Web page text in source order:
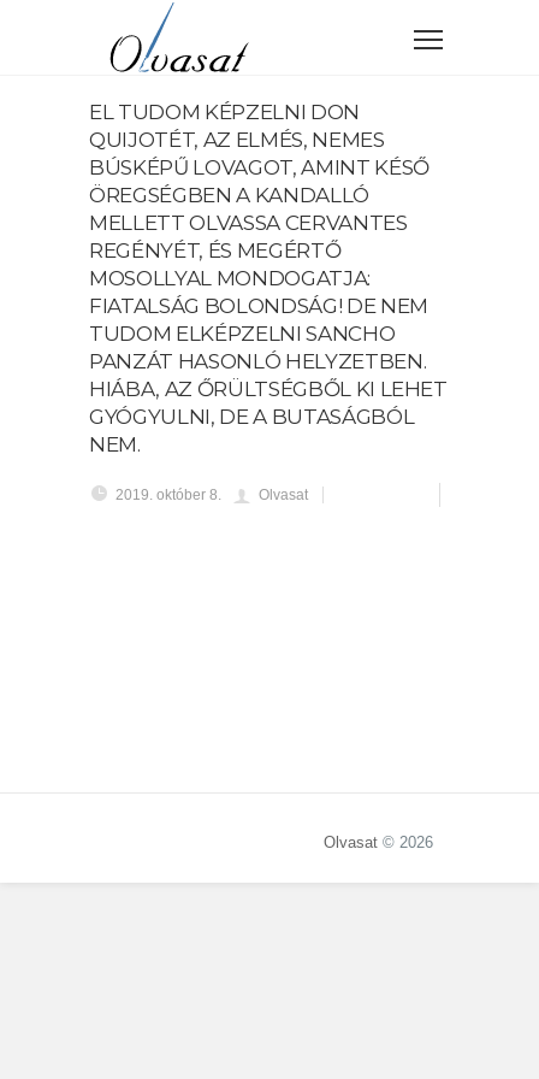
EL TUDOM KÉPZELNI DON
QUIJOTÉT, AZ ELMÉS, NEMES
BÚSKÉPŰ LOVAGOT, AMINT KÉSŐ
ÖREGSÉGBEN A KANDALLÓ
MELLETT OLVASSA CERVANTES
REGÉNYÉT, ÉS MEGÉRTŐ
MOSOLLYAL MONDOGATJA:
FIATALSÁG BOLONDSÁG! DE NEM
TUDOM ELKÉPZELNI SANCHO
PANZÁT HASONLÓ HELYZETBEN.
HIÁBA, AZ ŐRÜLTSÉGBŐL KI LEHET
GYÓGYULNI, DE A BUTASÁGBÓL
NEM.
2019. október 8. Olvasat
Olvasat © 2026